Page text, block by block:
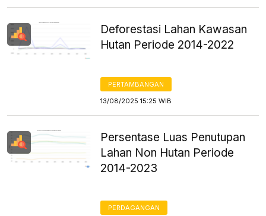
Deforestasi Lahan Kawasan
Hutan Periode 2014-2022
PERTAMBANGAN
13/08/2025 15:25 WIB
Persentase Luas Penutupan
Lahan Non Hutan Periode
2014-2023
PERDAGANGAN